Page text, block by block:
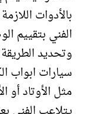
بالأدوات
الفني بتقييم
وتحديد
سيارات ابواب
مثل الأوتاد أو